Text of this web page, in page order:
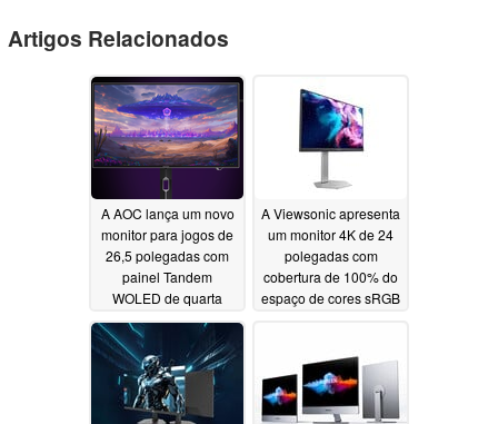
Artigos Relacionados
A AOC lança um novo
monitor para jogos de
26,5 polegadas com
painel Tandem
WOLED de quarta
geração06/25/2026
A Viewsonic apresenta
um monitor 4K de 24
polegadas com
cobertura de 100% do
espaço de cores sRGB